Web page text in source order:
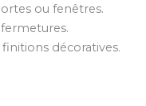
ou fenêtres.
décoratives.